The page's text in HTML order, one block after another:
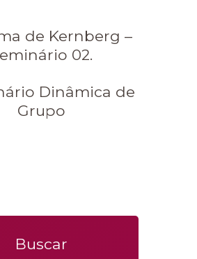
de Kernberg –
02.
Dinâmica de
Grupo
Buscar